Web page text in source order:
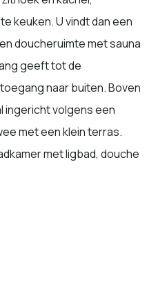
keuken. U vindt dan een
doucheruimte met sauna
geeft tot de
naar buiten. Boven
ingericht volgens een
met een klein terras.
met ligbad, douche